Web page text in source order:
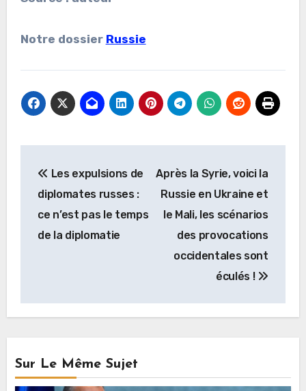
Notre dossier Russie
de
l’article
Les expulsions de
diplomates russes :
ce n’est pas le temps
de la diplomatie
Après la Syrie, voici la
Russie en Ukraine et
le Mali, les scénarios
des provocations
occidentales sont
éculés !
Sur Le Même Sujet